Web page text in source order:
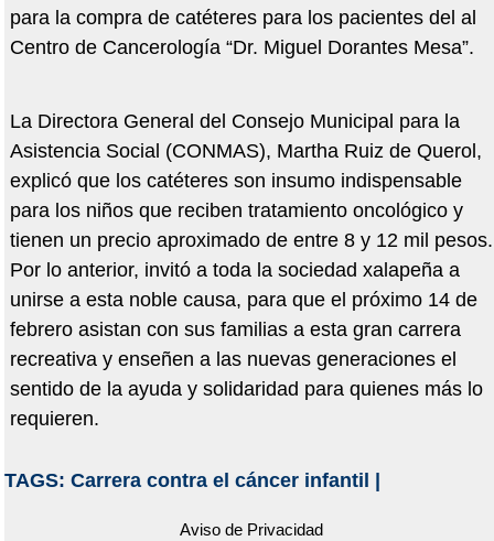
para la compra de catéteres para los pacientes del al
Centro de Cancerología “Dr. Miguel Dorantes Mesa”.
La Directora General del Consejo Municipal para la
Asistencia Social (CONMAS), Martha Ruiz de Querol,
explicó que los catéteres son insumo indispensable
para los niños que reciben tratamiento oncológico y
tienen un precio aproximado de entre 8 y 12 mil pesos.
Por lo anterior, invitó a toda la sociedad xalapeña a
unirse a esta noble causa, para que el próximo 14 de
febrero asistan con sus familias a esta gran carrera
recreativa y enseñen a las nuevas generaciones el
sentido de la ayuda y solidaridad para quienes más lo
requieren.
TAGS: Carrera contra el cáncer infantil
Aviso de Privacidad